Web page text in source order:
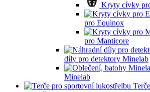
Kryty cívky
pro Equinox
pro Manticore
díly pro detektory Minelab
Minelab